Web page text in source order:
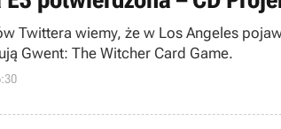
Twittera wiemy, że w Los Angeles
Gwent: The Witcher Card Game.